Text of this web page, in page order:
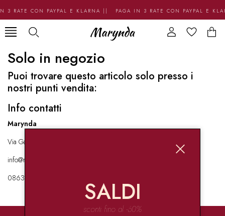
3 RATE CON PAYPAL E KLARNA || PAGA IN 3 RATE CON PAYPAL E
Solo in negozio
Puoi trovare questo articolo solo presso i
nostri punti vendita:
Info contatti
Marynda
Via Garibaldi 136 67051 Avezzano
info@marynda.com
08631871946
SALDI
sconti fino al -60%